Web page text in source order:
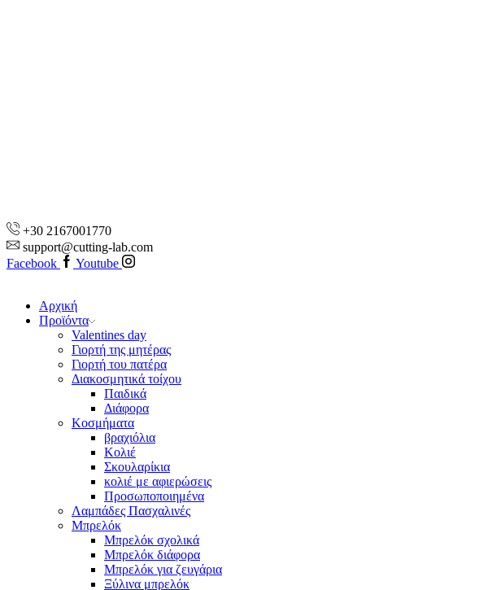
+30 2167001770
support@cutting-lab.com
Facebook
Youtube
Αρχική
Προϊόντα
Valentines day
Γιορτή της μητέρας
Γιορτή του πατέρα
Διακοσμητικά τοίχου
Παιδικά
Διάφορα
Κοσμήματα
βραχιόλια
Kολιέ
Σκουλαρίκια
κολιέ με αφιερώσεις
Προσωποποιημένα
Λαμπάδες Πασχαλινές
Μπρελόκ
Μπρελόκ σχολικά
Μπρελόκ διάφορα
Μπρελόκ για ζευγάρια
Ξύλινα μπρελόκ